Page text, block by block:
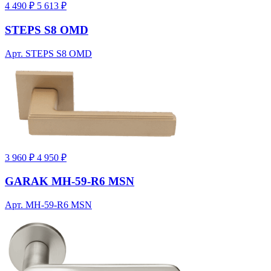
4 490 ₽ 5 613 ₽
STEPS S8 OMD
Арт. STEPS S8 OMD
3 960 ₽ 4 950 ₽
GARAK MH-59-R6 MSN
Арт. MH-59-R6 MSN